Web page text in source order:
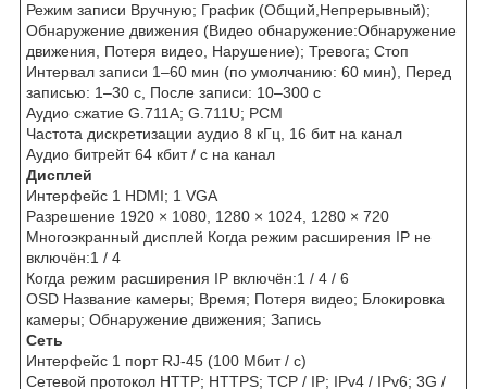
Режим записи Вручную; График (Общий,Непрерывный);
Обнаружение движения (Видео обнаружение:Обнаружение
движения, Потеря видео, Нарушение); Тревога; Стоп
Интервал записи 1–60 мин (по умолчанию: 60 мин), Перед
записью: 1–30 с, После записи: 10–300 с
Аудио сжатие G.711A; G.711U; PCM
Частота дискретизации аудио 8 кГц, 16 бит на канал
Аудио битрейт 64 кбит / с на канал
Дисплей
Интерфейс 1 HDMI; 1 VGA
Разрешение 1920 × 1080, 1280 × 1024, 1280 × 720
Многоэкранный дисплей Когда режим расширения IP не
включён:1 / 4
Когда режим расширения IP включён:1 / 4 / 6
OSD Название камеры; Время; Потеря видео; Блокировка
камеры; Обнаружение движения; Запись
Сеть
Интерфейс 1 порт RJ-45 (100 Мбит / с)
Сетевой протокол HTTP; HTTPS; TCP / IP; IPv4 / IPv6; 3G /